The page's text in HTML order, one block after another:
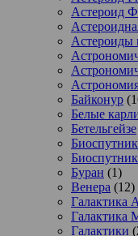
Астероид
Астероиды
Байконур
Белые
Бетельгейзе
Буран (1)
Венера (12)
Галактика
Галактика
Галактики